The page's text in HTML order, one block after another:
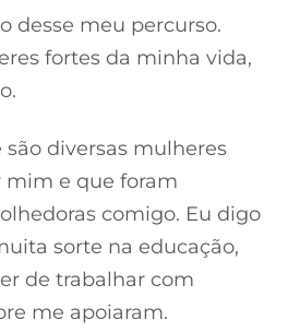
desse meu percurso.
fortes da minha vida,
diversas mulheres
mim e que foram
comigo. Eu digo
sorte na educação,
de trabalhar com
me apoiaram.